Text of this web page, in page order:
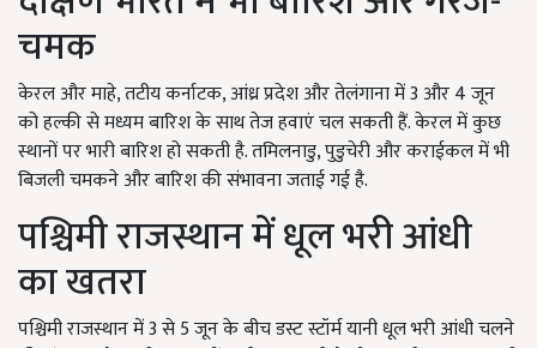
चमक
केरल और माहे, तटीय कर्नाटक, आंध्र प्रदेश और तेलंगाना में 3 और 4 जून
को हल्की से मध्यम बारिश के साथ तेज हवाएं चल सकती हैं. केरल में कुछ
स्थानों पर भारी बारिश हो सकती है. तमिलनाडु, पुडुचेरी और कराईकल में भी
बिजली चमकने और बारिश की संभावना जताई गई है.
पश्चिमी राजस्थान में धूल भरी आंधी
का खतरा
पश्चिमी राजस्थान में 3 से 5 जून के बीच डस्ट स्टॉर्म यानी धूल भरी आंधी चलने